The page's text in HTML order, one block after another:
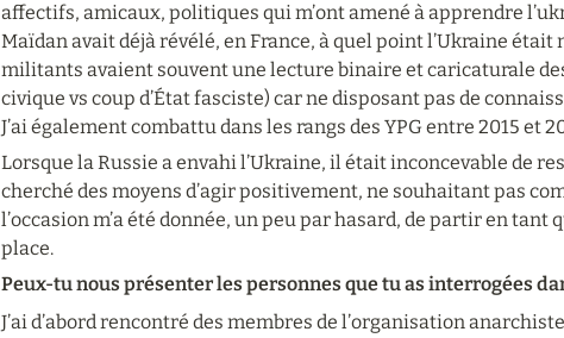
affectifs, amicaux, politiques qui m’ont amené à apprendre
Maïdan avait déjà révélé, en France, à quel point l’Ukraine était
militants avaient souvent une lecture binaire et caricaturale
civique vs coup d’État fasciste) car ne disposant pas de
J’ai également combattu dans les rangs des YPG entre 2015 et
Lorsque la Russie a envahi l’Ukraine, il était inconcevable de
cherché des moyens d’agir positivement, ne souhaitant pas
l’occasion m’a été donnée, un peu par hasard, de partir en
place.
Peux-tu nous présenter les personnes que tu as interrogées
J’ai d’abord rencontré des membres de l’organisation anarchiste